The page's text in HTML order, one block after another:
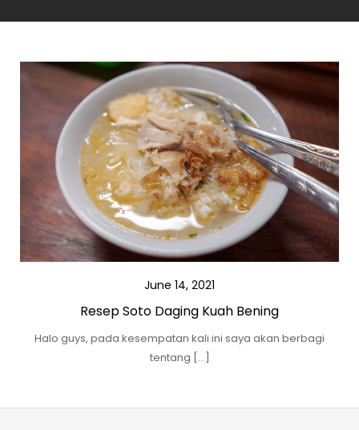
June 14, 2021
Resep Soto Daging Kuah Bening
Halo guys, pada kesempatan kali ini saya akan berbagi
tentang […]